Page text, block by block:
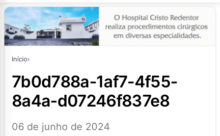
Início›
7b0d788a-1af7-4f55-
8a4a-d07246f837e8
06 de junho de 2024